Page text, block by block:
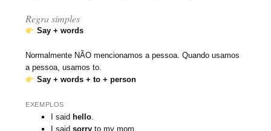
Regra simples
Say + words
Normalmente NÃO mencionamos a pessoa. Quando usamos
a pessoa, usamos to.
Say + words + to + person
EXEMPLOS
I said hello.
I saidsorry to my mom.